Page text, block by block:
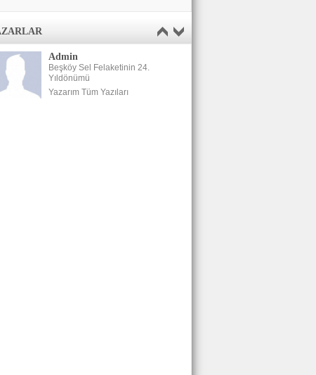
Admin
Beşköy Sel Felaketinin 24.
Yıldönümü
Yazarım Tüm Yazıları